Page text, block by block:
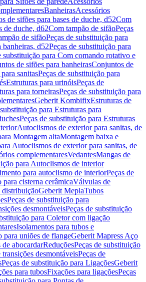
BanheirasAcessórios
de sifões para bases de duche, d52Com
de duche, d62Com tampão de sifãoPeças
de sifãoPeças de substituição para
banheiras, d52Peças de substituição para
substituição para Com comando rotativo e
de sifões para banheirasConjuntos de
sanitasPeças de substituição para
Estruturas para urinóisPeças de
para torneirasPeças de substituição para
Geberit KombifixEstruturas de
para Estruturas para
Peças de substituição para Estruturas
Autoclismos de exterior para sanitas, de
Montagem altaMontagem baixa e
Autoclismos de exterior para sanitas, de
complementaresVedantesMangas de
para Autoclismos de interior
para autoclismo de interiorPeças de
cisterna cerâmicaVálvulas de
distribuiçãoGeberit MeplaTubos
Peças de substituição para
desmontáveisPeças de substituição
para Coletor com ligação
Isolamentos para tubos e
para uniões de flangeGeberit Mapress Aço
de abocardarReduçõesPeças de substituição
desmontáveisPeças de
Peças de substituição para LigaçõesGeberit
para tubosFixações para ligaçõesPeças